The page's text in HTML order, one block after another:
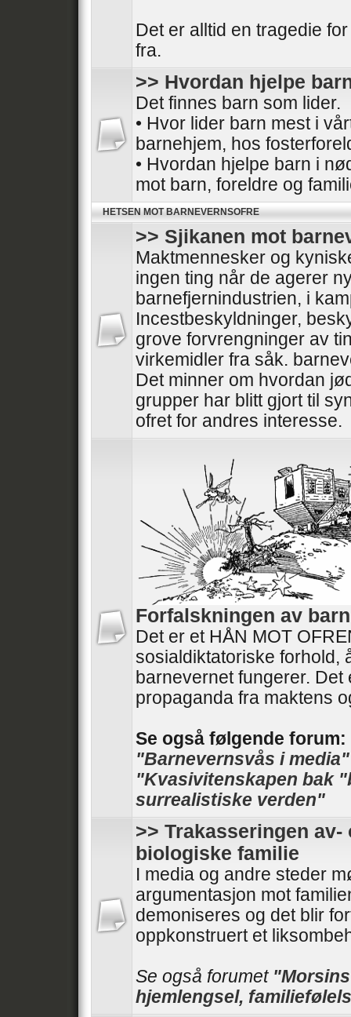
Det er alltid en tragedie
fra.
>> Hvordan hjelpe
Det finnes barn som lider.
• Hvor lider barn mest i
barnehjem, hos
• Hvordan hjelpe barn i
mot barn, foreldre og
HETSEN MOT BARNEVERNSOFRE
>> Sjikanen mot
Maktmennesker og
ingen ting når de agerer
barnefjernindustrien, i
Incestbeskyldninger,
grove forvrengninger av
virkemidler fra såk.
Det minner om hvordan
grupper har blitt gjort til
ofret for andres interesse.
Forfalskningen av
Det er et HÅN MOT
sosialdiktatoriske forhold,
barnevernet fungerer. Det
propaganda fra maktens
Se også følgende forum:
"Barnevernsvås i media"
"Kvasivitenskapen bak
surrealistiske verden"
>> Trakasseringen
biologiske familie
I media og andre steder
argumentasjon mot
demoniseres og det blir
oppkonstruert et
Se også forumet
hjemlengsel,